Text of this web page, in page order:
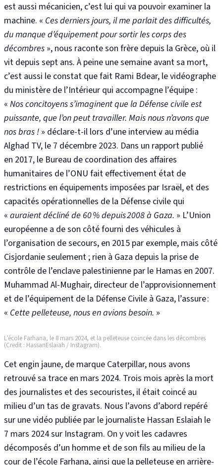
est aussi mécanicien, c’est lui qui va pouvoir examiner la
machine. « Ces derniers jours, il me parlait des difficultés,
du manque d’équipement pour sortir les corps des
décombres », nous raconte son frère depuis la Grèce, où il
vit depuis sept ans. À peine une semaine avant sa mort,
c’est aussi le constat que fait Rami Bdear, le vidéographe
du ministère de l’Intérieur qui accompagne l’équipe :
« Nos concitoyens s’imaginent que la Défense civile est
puissante, que l’on peut travailler. Mais nous n’avons que
nos bras ! » déclare-t-il lors d’une interview au média
Alghad TV, le 7 décembre 2023. Dans un rapport publié
en 2017, le Bureau de coordination des affaires
humanitaires de l’ONU fait effectivement état de
restrictions en équipements imposées par Israël, et des
capacités opérationnelles de la Défense civile qui
« auraient décliné de 60 % depuis 2008 à Gaza. » L’Union
européenne a de son côté fourni des véhicules à
l’organisation de secours, en 2015 par exemple, mais côté
Cisjordanie seulement ; rien à Gaza depuis la prise de
contrôle de l’enclave palestinienne par le Hamas en 2007.
Muhammad Al-Mughair, directeur de l’approvisionnement
et de l’équipement de la Défense Civile à Gaza, l’assure :
« Cette pelleteuse, nous en avions besoin. »
L’école Farhana, le 8 mars 2024, et la pelleteuse coincée dans les décombres
(Credit : HassanEslaiah / Instagram).
Cet engin jaune, de marque Caterpillar, nous avons
retrouvé sa trace en mars 2024. Trois mois après la mort
des journalistes et des secouristes, il était coincé au
milieu d’un tas de gravats. Nous l’avons d’abord repéré
sur une vidéo publiée par le journaliste Hassan Eslaiah le
7 mars 2024 sur Instagram. On y voit les cadavres
décomposés d’un homme et de son fils au milieu de la
cour de l’école Farhana, ainsi que la pelleteuse en arrière-